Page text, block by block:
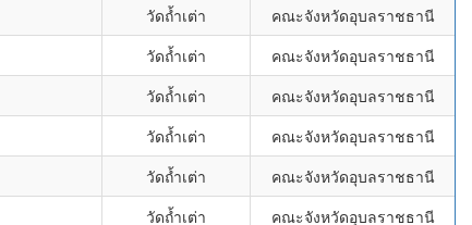
วัดถ้ำเต่า
คณะจังหวัดอุบลราชธานี
วัดถ้ำเต่า
คณะจังหวัดอุบลราชธานี
วัดถ้ำเต่า
คณะจังหวัดอุบลราชธานี
วัดถ้ำเต่า
คณะจังหวัดอุบลราชธานี
วัดถ้ำเต่า
คณะจังหวัดอุบลราชธานี
วัดถ้ำเต่า
คณะจังหวัดอุบลราชธานี